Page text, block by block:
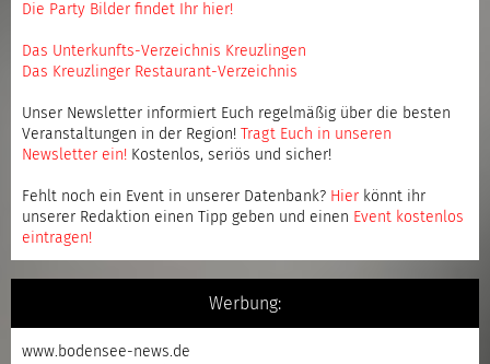
Die Party Bilder findet Ihr hier!
Das Unterkunfts-Verzeichnis Kreuzlingen
Das Kreuzlinger Restaurant-Verzeichnis
Unser Newsletter informiert Euch regelmäßig über die besten
Veranstaltungen in der Region!
Tragt Euch in unseren
Newsletter ein! Kostenlos, seriös und sicher!
Fehlt noch ein Event in unserer Datenbank? Hier könnt ihr
unserer Redaktion einen Tipp geben und einen Event kostenlos
eintragen!
Werbung:
www.bodensee-news.de